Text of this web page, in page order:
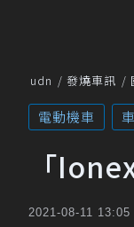
udn 發燒車訊
電動機車
「
2021-08-11 13:05